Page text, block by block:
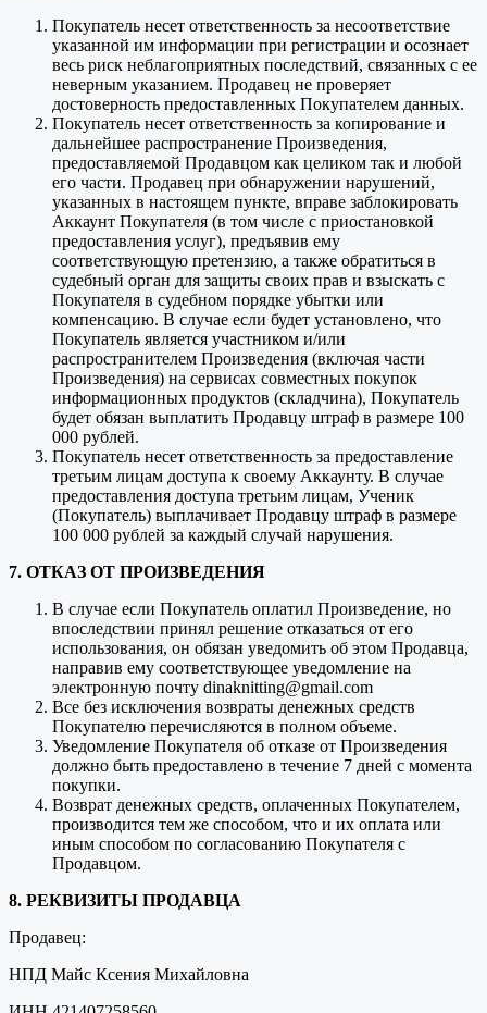
Покупатель несет ответственность за несоответствие
указанной им информации при регистрации и осознает
весь риск неблагоприятных последствий, связанных с ее
неверным указанием. Продавец не проверяет
достоверность предоставленных Покупателем данных.
Покупатель несет ответственность за копирование и
дальнейшее распространение Произведения,
предоставляемой Продавцом как целиком так и любой
его части. Продавец при обнаружении нарушений,
указанных в настоящем пункте, вправе заблокировать
Аккаунт Покупателя (в том числе с приостановкой
предоставления услуг), предъявив ему
соответствующую претензию, а также обратиться в
судебный орган для защиты своих прав и взыскать с
Покупателя в судебном порядке убытки или
компенсацию. В случае если будет установлено, что
Покупатель является участником и/или
распространителем Произведения (включая части
Произведения) на сервисах совместных покупок
информационных продуктов (складчина), Покупатель
будет обязан выплатить Продавцу штраф в размере 100
000 рублей.
Покупатель несет ответственность за предоставление
третьим лицам доступа к своему Аккаунту. В случае
предоставления доступа третьим лицам, Ученик
(Покупатель) выплачивает Продавцу штраф в размере
100 000 рублей за каждый случай нарушения.
7. ОТКАЗ ОТ ПРОИЗВЕДЕНИЯ
В случае если Покупатель оплатил Произведение, но
впоследствии принял решение отказаться от его
использования, он обязан уведомить об этом Продавца,
направив ему соответствующее уведомление на
электронную почту dinaknitting@gmail.com
Все без исключения возвраты денежных средств
Покупателю перечисляются в полном объеме.
Уведомление Покупателя об отказе от Произведения
должно быть предоставлено в течение 7 дней с момента
покупки.
Возврат денежных средств, оплаченных Покупателем,
производится тем же способом, что и их оплата или
иным способом по согласованию Покупателя с
Продавцом.
8. РЕКВИЗИТЫ ПРОДАВЦА
Продавец:
НПД Майс Ксения Михайловна